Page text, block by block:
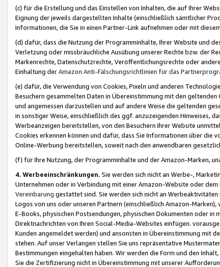
(c) für die Erstellung und das Einstellen von Inhalten, die auf Ihrer
Eignung der jeweils dargestellten Inhalte (einschließlich sämtlicher
Informationen, die Sie in einen Partner-Link aufnehmen oder mit
(d) dafür, dass die Nutzung der Programminhalte, Ihrer Website und
Verletzung oder missbräuchliche Ausübung unserer Rechte bzw. der
Markenrechte, Datenschutzrechte, Veröffentlichungsrechte oder
Einhaltung derAmazon Anti-Fälschungsrichtlinien für das
(e) dafür, die Verwendung von Cookies, Pixeln und anderen
Besuchern gesammelten Daten in Übereinstimmung mit den
und angemessen darzustellen und auf andere Weise die geltenden
in sonstiger Weise, einschließlich des ggf. anzuzeigenden Hinweises,
Werbeanzeigen bereitstellen, von den Besuchern Ihrer Website
Cookies erkennen können und dafür, dass Sie Informationen über die
Online-Werbung bereitstellen, soweit nach den anwendbaren
(f) für Ihre Nutzung, der Programminhalte und der Amazon-Marken,
4. Werbeeinschränkungen. Sie werden sich nicht an Werbe-,
Unternehmen oder in Verbindung mit einer Amazon-Website oder
Vereinbarung gestattet sind. Sie werden sich nicht an
Logos von uns oder unseren Partnern (einschließlich Amazon-
E-Books, physischen Postsendungen, physischen Dokumenten oder in
Direktnachrichten von Ihren Social-Media-Websites einfügen.
Kunden angemeldet werden) und ansonsten in Übereinstimmung mit
stehen. Auf unser Verlangen stellen Sie uns repräsentative
Bestimmungen eingehalten haben. Wir werden die Form und den
Sie die Zertifizierung nicht in Übereinstimmung mit unserer